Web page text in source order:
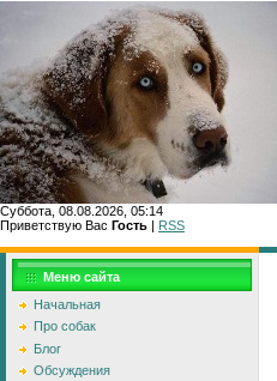
Суббота, 08.08.2026, 05:14
Приветствую Вас Гость | RSS
Меню сайта
Начальная
Про собак
Блог
Обсуждения